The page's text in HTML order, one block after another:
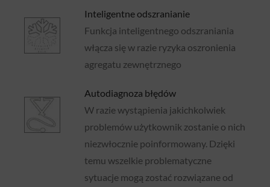
Inteligentne odszranianie
Funkcja inteligentnego odszraniania
włącza się w razie ryzyka oszronienia
agregatu zewnętrznego
Autodiagnoza błędów
W razie wystąpienia jakichkolwiek
problemów użytkownik zostanie o nich
niezwłocznie poinformowany. Dzięki
temu wszelkie problematyczne
sytuacje mogą zostać rozwiązane od